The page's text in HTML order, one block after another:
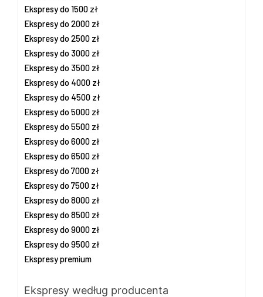
Ekspresy do 1500 zł
Ekspresy do 2000 zł
Ekspresy do 2500 zł
Ekspresy do 3000 zł
Ekspresy do 3500 zł
Ekspresy do 4000 zł
Ekspresy do 4500 zł
Ekspresy do 5000 zł
Ekspresy do 5500 zł
Ekspresy do 6000 zł
Ekspresy do 6500 zł
Ekspresy do 7000 zł
Ekspresy do 7500 zł
Ekspresy do 8000 zł
Ekspresy do 8500 zł
Ekspresy do 9000 zł
Ekspresy do 9500 zł
Ekspresy premium
Ekspresy według producenta